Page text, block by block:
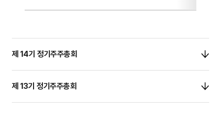
제 14기 정기주주총회
제 13기 정기주주총회